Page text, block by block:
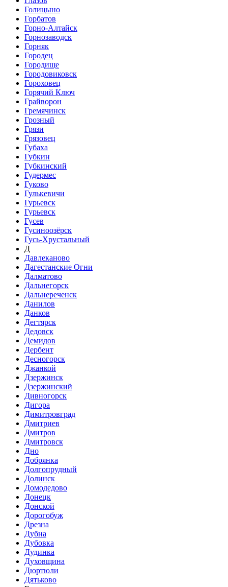
Голицыно
Горбатов
Горно-Алтайск
Горнозаводск
Горняк
Городец
Городище
Городовиковск
Гороховец
Горячий Ключ
Грайворон
Гремячинск
Грозный
Грязи
Грязовец
Губаха
Губкин
Губкинский
Гудермес
Гуково
Гулькевичи
Гурьевск
Гурьевск
Гусев
Гусиноозёрск
Гусь-Хрустальный
Д
Давлеканово
Дагестанские Огни
Далматово
Дальнегорск
Дальнереченск
Данилов
Данков
Дегтярск
Дедовск
Демидов
Дербент
Десногорск
Джанкой
Дзержинск
Дзержинский
Дивногорск
Дигора
Димитровград
Дмитриев
Дмитров
Дмитровск
Дно
Добрянка
Долгопрудный
Долинск
Домодедово
Донецк
Донской
Дорогобуж
Дрезна
Дубна
Дубовка
Дудинка
Духовщина
Дюртюли
Дятьково